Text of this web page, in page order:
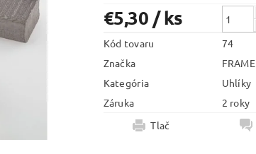
€5,30 / ks
Kód tovaru
74
Značka
FRAME
Kategória
Uhlíky
Záruka
2 roky
Tlač